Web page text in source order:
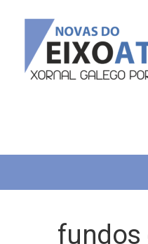
fundos